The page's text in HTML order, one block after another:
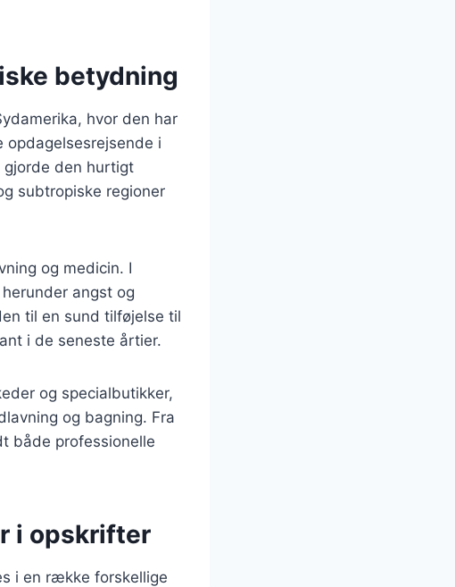
betydning
hvor den har
i
gjorde den hurtigt
subtropiske regioner
og medicin. I
angst og
til en sund tilføjelse til
i de seneste årtier.
og specialbutikker,
og bagning. Fra
både professionelle
i opskrifter
i en række forskellige